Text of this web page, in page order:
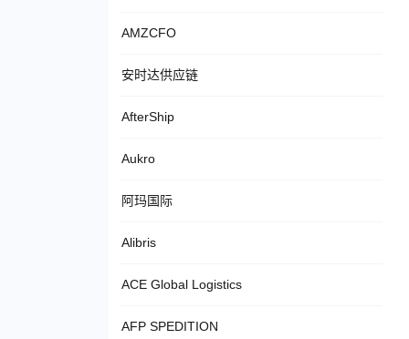
AMZCFO
安时达供应链
AfterShip
Aukro
阿玛国际
Alibris
ACE Global Logistics
AFP SPEDITION